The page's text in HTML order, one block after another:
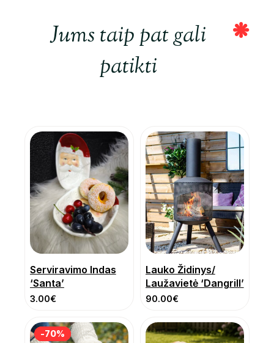
Jums taip pat gali
patikti
Serviravimo Indas
‘Santa’
3.00€
Lauko Židinys/
Laužavietė ‘Dangrill’
90.00€
-70%
-70%